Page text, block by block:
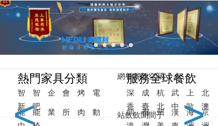
馗降:粽邪2,学长的大香肠好吃吗,暴躁太子爷,刘罗锅别传,韩国电影朋友,
深夜的蠕动未增删有翻译樱,武林女大生,一江春水向东流在线观看
餐飲家具定制廠家-深圳海德利家具有限公司官網-專注餐飲桌椅行業25年！
收藏本站
網站地圖
網
站
餐
飲
餐
飲
新
聞
空
間
關
于
< >
熱門家具分類
智
能
智
能
企
業
會
所
烤
肉
電
動
新 吧
服務全球餐飲
深
圳
成
都
杭
州
武
漢
上
海
北
京
香 臺 北 中 歐 澳